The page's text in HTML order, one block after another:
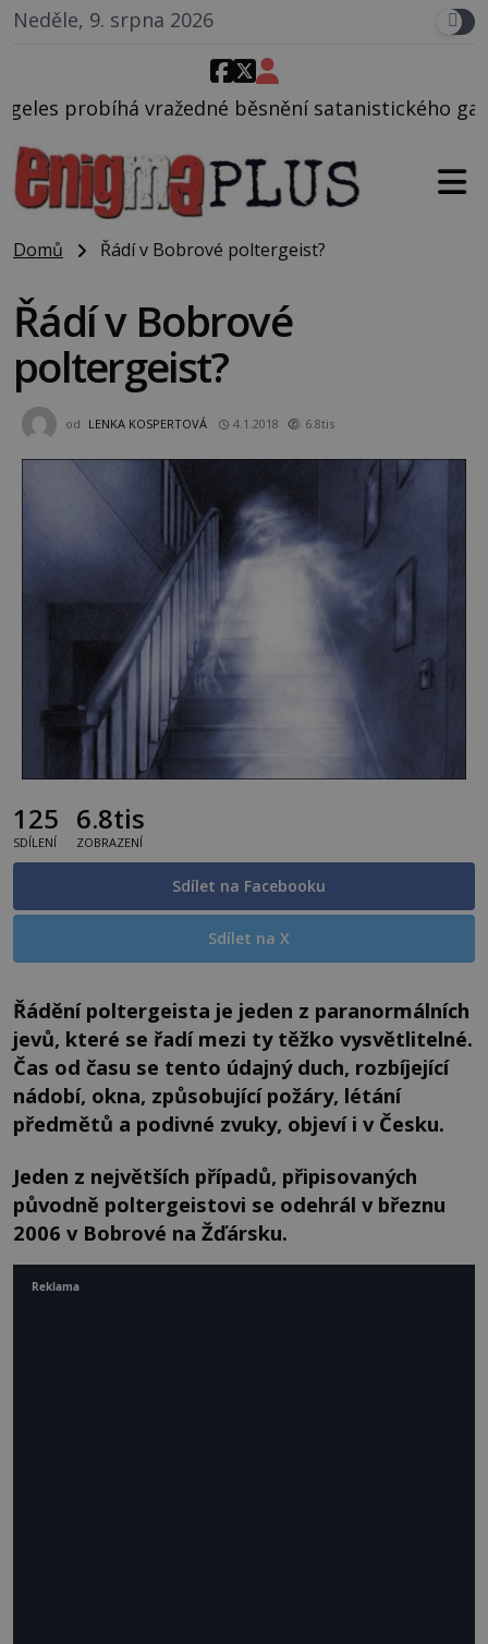
Neděle, 9. srpna 2026
běsnění satanistického gangu vedeného
Domů Řádí v Bobrové poltergeist?
Řádí v Bobrové
poltergeist?
od LENKA KOSPERTOVÁ 4.1.2018 6.8tis
125
SDÍLENÍ
6.8tis
ZOBRAZENÍ
Sdílet na Facebooku
Sdílet na X
Řádění poltergeista je jeden z paranormálních
jevů, které se řadí mezi ty těžko vysvětlitelné.
Čas od času se tento údajný duch, rozbíjející
nádobí, okna, způsobující požáry, létání
předmětů a podivné zvuky, objeví i v Česku.
Jeden z největších případů, připisovaných
původně poltergeistovi se odehrál v březnu
2006 v Bobrové na Žďársku.
Reklama